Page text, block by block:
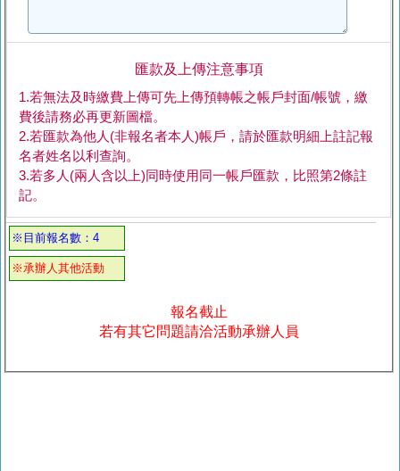
匯款及上傳注意事項
1.若無法及時繳費上傳可先上傳預轉帳之帳戶封面/帳號，繳
費後請務必再更新圖檔。
2.若匯款為他人(非報名者本人)帳戶，請於匯款明細上註記報
名者姓名以利查詢。
3.若多人(兩人含以上)同時使用同一帳戶匯款，比照第2條註
記。
※目前報名數：4
※承辦人其他活動
報名截止
若有其它問題請洽活動承辦人員